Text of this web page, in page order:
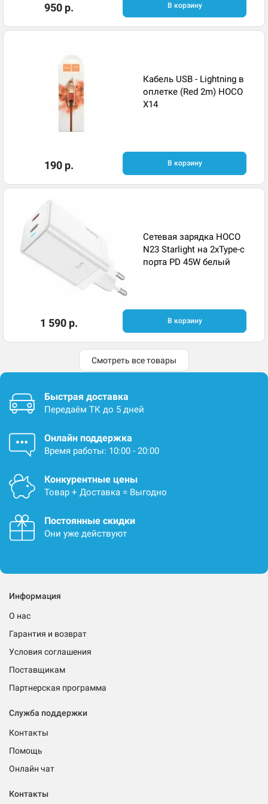
950 р. В корзину
Кабель USB - Lightning в
оплетке (Red 2m) HOCO
X14
190 р. В корзину
Сетевая зарядка HOCO
N23 Starlight на 2xType-c
порта PD 45W белый
1 590 р. В корзину
Смотреть все товары
Быстрая доставка
Передаём ТК до 5 дней
Онлайн поддержка
Время работы: 10:00 - 20:00
Конкурентные цены
Товар + Доставка = Выгодно
Постоянные скидки
Они уже действуют
Информация
О нас
Гарантия и возврат
Условия соглашения
Поставщикам
Партнерская программа
Служба поддержки
Контакты
Помощь
Онлайн чат
Контакты